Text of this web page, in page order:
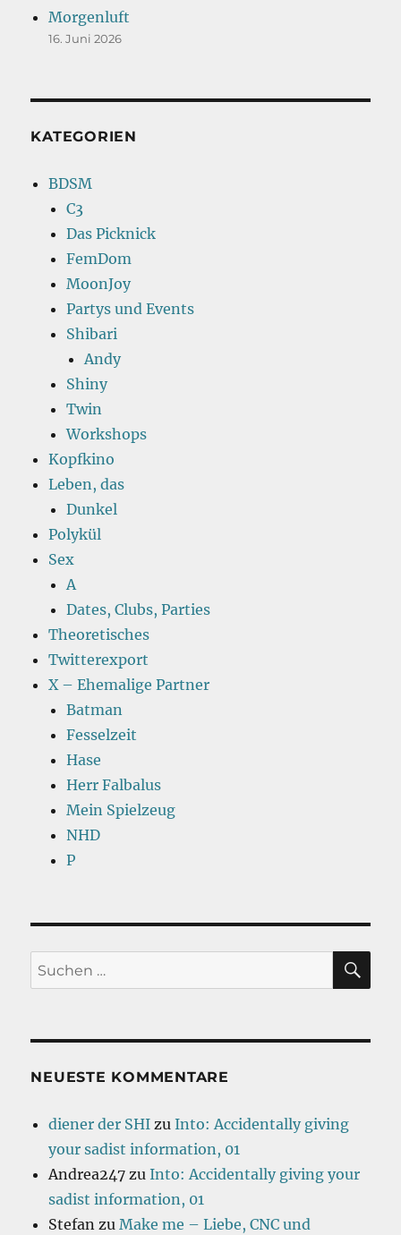
Morgenluft
16. Juni 2026
KATEGORIEN
BDSM
C3
Das Picknick
FemDom
MoonJoy
Partys und Events
Shibari
Andy
Shiny
Twin
Workshops
Kopfkino
Leben, das
Dunkel
Polykül
Sex
A
Dates, Clubs, Parties
Theoretisches
Twitterexport
X – Ehemalige Partner
Batman
Fesselzeit
Hase
Herr Falbalus
Mein Spielzeug
NHD
P
Suchen
nach:
NEUESTE KOMMENTARE
diener der SHI zuInto: Accidentally giving
your sadist information, 01
Andrea247 zuInto: Accidentally giving your
sadist information, 01
Stefan zuMake me – Liebe, CNC und